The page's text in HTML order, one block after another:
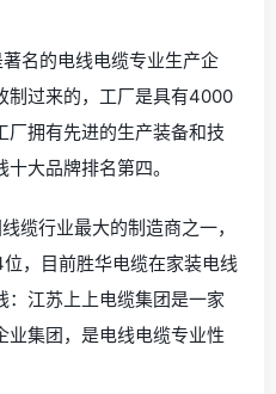
名的电线电缆专业生产企
制过来的，工厂是具有4000
厂拥有先进的生产装备和技
大品牌排名第四。
缆行业最大的制造商之一，
，目前胜华电缆在家装电线
：江苏上上电缆集团是一家
业集团，是电线电缆专业性